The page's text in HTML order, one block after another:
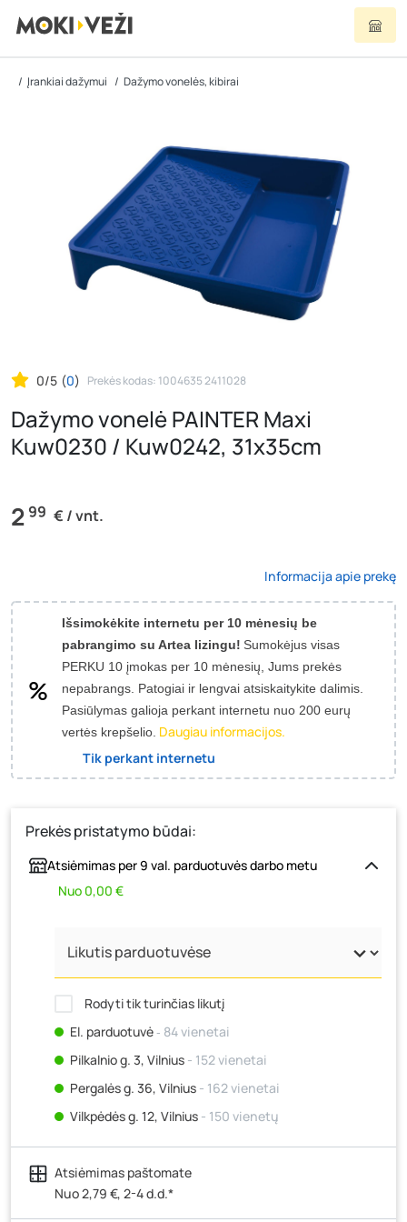
Įrankiai dažymui Dažymo vonelės, kibirai
0/5 (0) Prekės kodas: 1004635 2411028
Dažymo vonelė PAINTER Maxi
Kuw0230 / Kuw0242, 31x35cm
2 99 € / vnt.
Informacija apie prekę
Išsimokėkite internetu per 10 mėnesių be
pabrangimo su Artea lizingu! Sumokėjus visas
PERKU 10 įmokas per 10 mėnesių, Jums prekės
nepabrangs. Patogiai ir lengvai atsiskaitykite dalimis.
Pasiūlymas galioja perkant internetu nuo 200 eurų
vertės krepšelio. Daugiau informacijos.
Tik perkant internetu
Prekės pristatymo būdai:
Atsiėmimas per 9 val. parduotuvės darbo metu
Nuo 0,00 €
Rodyti tik turinčias likutį
El. parduotuvė‐ 84 vienetai
Pilkalnio g. 3, Vilnius - 152 vienetai
Pergalės g. 36, Vilnius - 162 vienetai
Vilkpėdės g. 12, Vilnius - 150 vienetų
Ateities g. 15, Vilnius- 66 vienetai
Kauno r., Narsiečių k., Vytauto g. 183, Kaunas
vienetas
Atsiėmimas paštomate
Nuo 2,79 €, 2-4 d.d.*